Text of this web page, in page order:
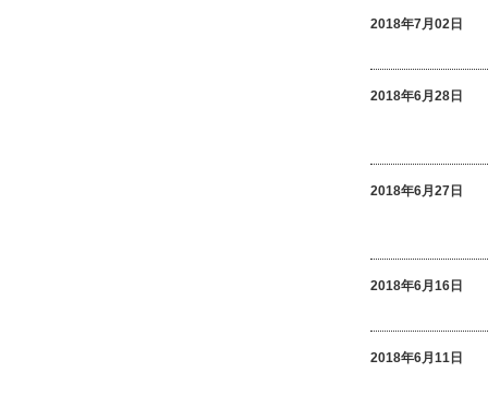
2018年7月02日
2018年6月28日
2018年6月27日
2018年6月16日
2018年6月11日